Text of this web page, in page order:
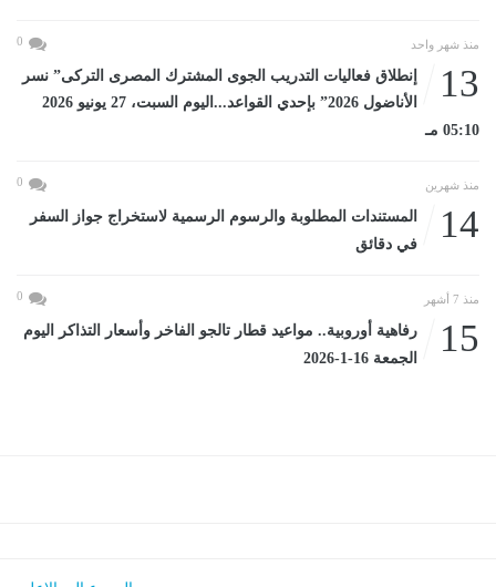
منذ شهر واحد 0
13
إنطلاق فعاليات التدريب الجوى المشترك المصرى التركى” نسر
الأناضول 2026” بإحدي القواعد...اليوم السبت، 27 يونيو 2026
05:10 مـ
منذ شهرين 0
14
المستندات المطلوبة والرسوم الرسمية لاستخراج جواز السفر
في دقائق
منذ 7 أشهر 0
15
رفاهية أوروبية.. مواعيد قطار تالجو الفاخر وأسعار التذاكر اليوم
الجمعة 16-1-2026